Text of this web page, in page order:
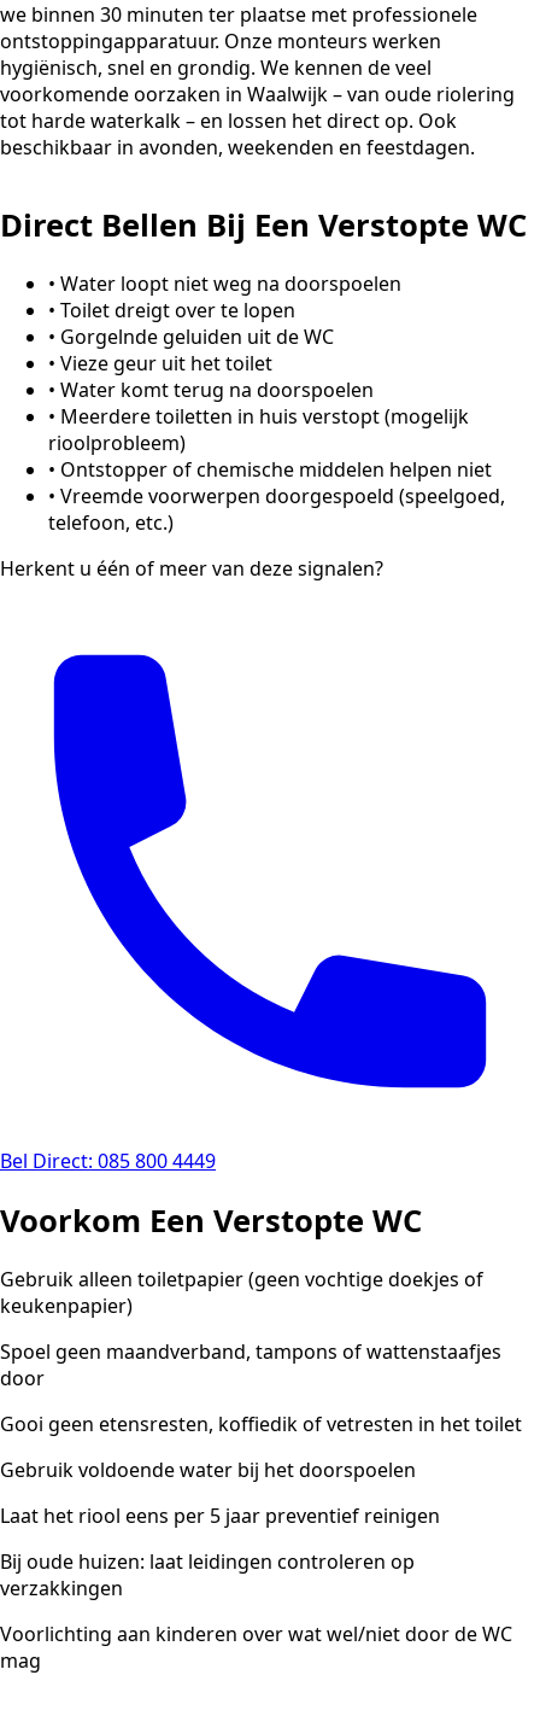
we binnen 30 minuten ter plaatse met professionele
ontstoppingapparatuur. Onze monteurs werken
hygiënisch, snel en grondig. We kennen de veel
voorkomende oorzaken in Waalwijk – van oude riolering
tot harde waterkalk – en lossen het direct op. Ook
beschikbaar in avonden, weekenden en feestdagen.
Direct Bellen Bij Een Verstopte WC
• Water loopt niet weg na doorspoelen
• Toilet dreigt over te lopen
• Gorgelnde geluiden uit de WC
• Vieze geur uit het toilet
• Water komt terug na doorspoelen
• Meerdere toiletten in huis verstopt (mogelijk
rioolprobleem)
• Ontstopper of chemische middelen helpen niet
• Vreemde voorwerpen doorgespoeld (speelgoed,
telefoon, etc.)
Herkent u één of meer van deze signalen?
Bel Direct: 085 800 4449
Voorkom Een Verstopte WC
Gebruik alleen toiletpapier (geen vochtige doekjes of
keukenpapier)
Spoel geen maandverband, tampons of wattenstaafjes
door
Gooi geen etensresten, koffiedik of vetresten in het toilet
Gebruik voldoende water bij het doorspoelen
Laat het riool eens per 5 jaar preventief reinigen
Bij oude huizen: laat leidingen controleren op
verzakkingen
Voorlichting aan kinderen over wat wel/niet door de WC
mag